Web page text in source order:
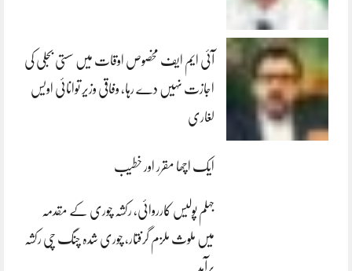
آئی ایم ایف مخصوص اوقات میں سستی بجلی کی
اجازت نہیں دے رہا، وفاقی وزیر توانائی اویس
لغاری
ایک اچھا مقرر اور خطیب
جہلم پولیس کارروائی، رکشہ چوری کے مقدمہ
میں ملوث ملزم گرفتار، چوری شدہ چنگ چی رکشہ
برآمد